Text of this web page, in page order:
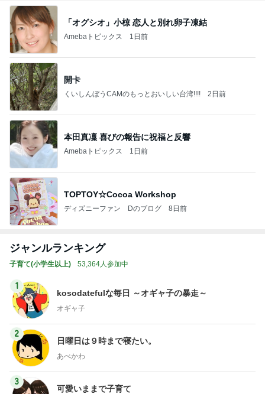
「オグシオ」小椋 恋人と別れ卵子凍結
Amebaトピックス 1日前
開卡
くいしんぼうCAMのもっとおいしい台湾!!!! 2日前
本田真凜 喜びの報告に祝福と反響
Amebaトピックス 1日前
TOPTOY☆Cocoa Workshop
ディズニーファン Dのブログ 8日前
ジャンルランキング
子育て(小学生以上) 53,364人参加中
1
kosodatefulな毎日 ～オギャ子の暴走～
オギャ子
2
日曜日は９時まで寝たい。
あべかわ
3
可愛いままで子育て